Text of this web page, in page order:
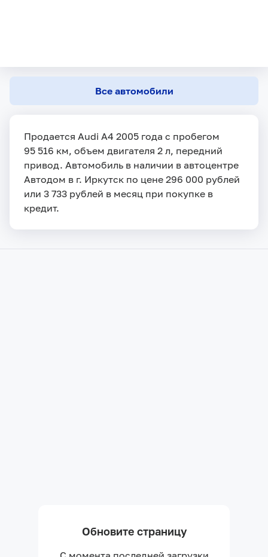
Все автомобили
Продается Audi A4 2005 года с пробегом
95 516 км, объем двигателя 2 л, передний
привод. Автомобиль в наличии в автоцентре
Автодом в г. Иркутск по цене 296 000 рублей
или 3 733 рублей в месяц при покупке в
кредит.
Обновите страницу